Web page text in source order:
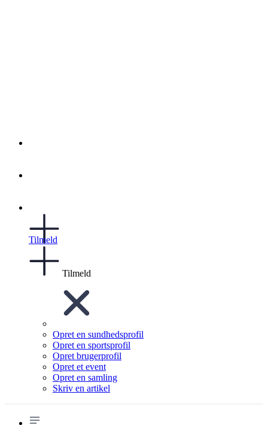
Tilmeld
Tilmeld
Opret en sundhedsprofil
Opret en sportsprofil
Opret brugerprofil
Opret et event
Opret en samling
Skriv en artikel